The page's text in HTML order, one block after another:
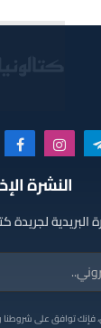
تيلقرام الانستغرام
النشرة
كتالونيا 24، لتصلك آخر
فإنك توافق على شروطنا